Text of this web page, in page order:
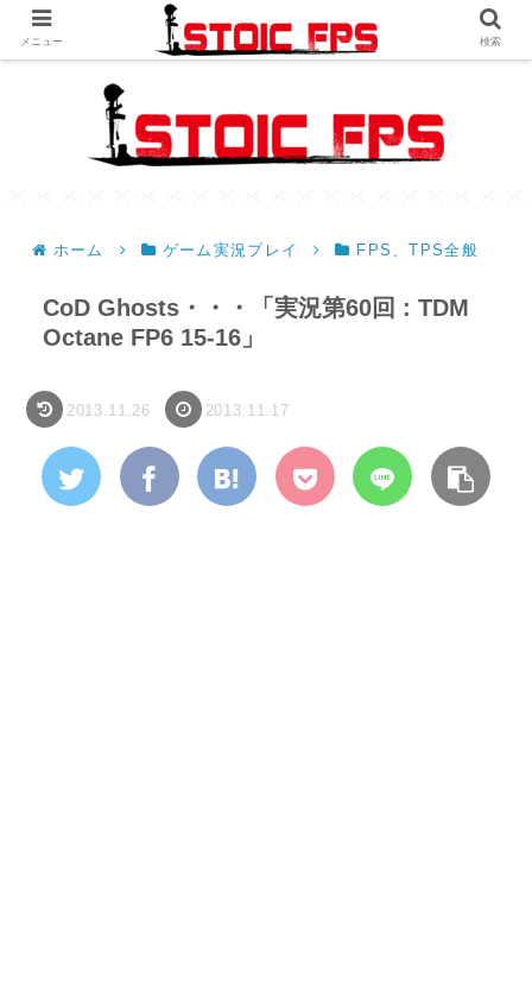
ホーム ゲーム実況プレイ FPS、TPS全般
CoD Ghosts・・・「実況第60回 : TDM
Octane FP6 15-16」
2013.11.26 2013.11.17
メニュー 検索